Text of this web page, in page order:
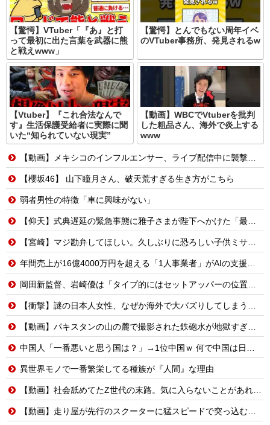
【驚愕】VTuber「『あ』と打
って最初に出た言葉を武器に熊
と戦えwww」
【驚愕】とんでもない周年イベ
のVTuber事務所、発見されるw
【Vtuber】『これ合法なんで
す』生活保護受給者に実際に聞
いた“知られていない現実”
【動画】WBCでVtuberを批判
した粗品さん、海外で炎上する
www
【動画】メキシコのインフルエンサー、ライブ配信中に襲撃されて死亡。
【櫻坂46】 山下瞳月さん、破天荒すぎる生き方がこちら
弱者男性の特徴「車に興味がない」
【仰天】式典遅延の緊急事態に雅子さまが陛下へかけた「最高の一言」とは? 楽曲提供:株式会社FLMusic
【宮崎】マジ勘弁してほしい。久しぶりに恐ろしい子供ミサイルを見た。
年間売上が16億4000万円を超える「1人事業者」がAIの支援を受けて2年で約3倍に急増
岡田新監督、岩崎優は「タイプ的にはセットアッパーの位置が一番合うてる」←おーん
【衝撃】謎の日本人女性、なぜか海外で大バズりしてしまうwww
【動画】パキスタンの山の麓で撮影された鉄砲水が地獄すぎる。
中国人「一番悪いと思う国は？」→1位中国ｗ 何で中国は日本が悪いと思ってるの？
異世界モノで一番繁栄してる種族が『人間』な理由
【動画】社会舐めてたZ世代の末路。気に入らないことがあれば退職代行で即退職!理想の職場を求め続けた結果
【動画】走り屋が先行のスクーターに猛スピードで突っ込む事故。